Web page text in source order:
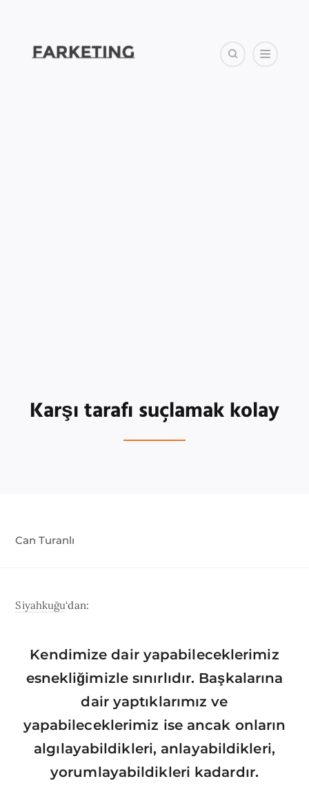
Karşı tarafı suçlamak kolay
Can Turanlı
Siyahkuğu‘dan:
Kendimize dair yapabileceklerimiz
esnekliğimizle sınırlıdır. Başkalarına
dair yaptıklarımız ve
yapabileceklerimiz ise ancak onların
algılayabildikleri, anlayabildikleri,
yorumlayabildikleri kadardır.